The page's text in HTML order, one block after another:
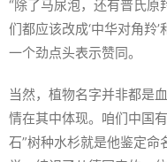
“除了马尿泡，还有普氏
们都应该改成‘中华对角羚’
一个劲点头表示赞同。
当然，植物名字并非都是
情在其中体现。咱们中国
石”树种水杉就是他鉴定